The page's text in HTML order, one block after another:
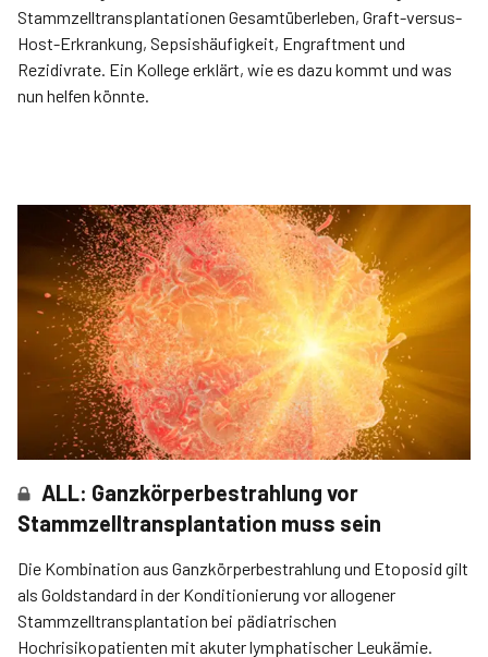
Stammzelltransplantationen Gesamtüberleben, Graft-versus-
Host-Erkrankung, Sepsishäufigkeit, Engraftment und
Rezidivrate. Ein Kollege erklärt, wie es dazu kommt und was
nun helfen könnte.
ALL: Ganzkörperbestrahlung vor
Stammzelltransplantation muss sein
Die Kombination aus Ganzkörperbestrahlung und Etoposid gilt
als Goldstandard in der Konditionierung vor allogener
Stammzelltransplantation bei pädiatrischen
Hochrisikopatienten mit akuter lymphatischer Leukämie.